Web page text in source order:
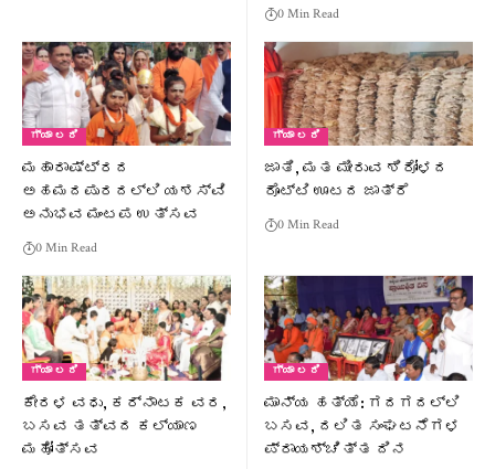
0 Min Read
ಗ್ಯಾ ಲರಿ
ಮಹಾರಾಷ್ಟ್ರದ
ಅಹಮದಪುರದಲ್ಲಿ ಯಶಸ್ವಿ
ಅನುಭವ ಮಂಟಪ ಉತ್ಸವ
0 Min Read
ಗ್ಯಾ ಲರಿ
ಜಾತಿ, ಮತ ಮೀರುವ ಶಿರೋಳದ
ರೊಟ್ಟಿ ಊಟದ ಜಾತ್ರೆ
0 Min Read
ಗ್ಯಾ ಲರಿ
ಕೇರಳ ವಧು, ಕರ್ನಾಟಕ ವರ,
ಬಸವ ತತ್ವದ ಕಲ್ಯಾಣ
ಮಹೋತ್ಸವ
ಗ್ಯಾ ಲರಿ
ಮಾನ್ಯ ಹತ್ಯೆ: ಗದಗದಲ್ಲಿ
ಬಸವ, ದಲಿತ ಸಂಘಟನೆಗಳ
ಪ್ರಾಯಶ್ಚಿತ್ತ ದಿನ